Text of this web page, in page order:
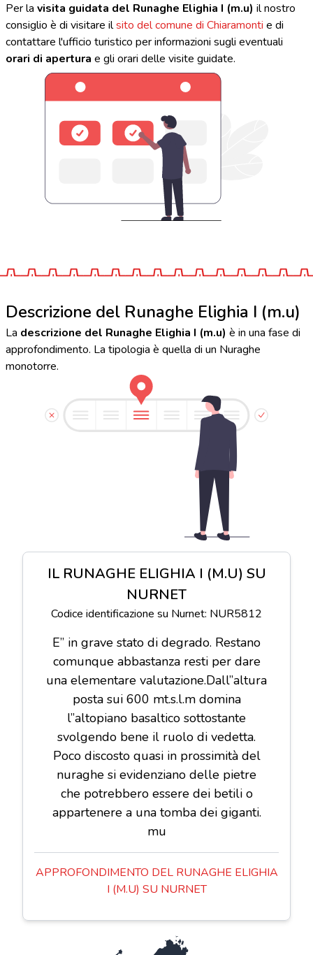
Per la visita guidata del Runaghe Elighia I (m.u) il nostro
consiglio è di visitare ilsito del comune di Chiaramonti e di
contattare l'ufficio turistico per informazioni sugli eventuali
orari di apertura e gli orari delle visite guidate.
Descrizione del Runaghe Elighia I (m.u)
La descrizione del Runaghe Elighia I (m.u) è in una fase di
approfondimento. La tipologia è quella di un Nuraghe
monotorre.
IL RUNAGHE ELIGHIA I (M.U) SU
NURNET
Codice identificazione su Nurnet: NUR5812
E” in grave stato di degrado. Restano
comunque abbastanza resti per dare
una elementare valutazione.Dall”altura
posta sui 600 mt.s.l.m domina
l”altopiano basaltico sottostante
svolgendo bene il ruolo di vedetta.
Poco discosto quasi in prossimità del
nuraghe si evidenziano delle pietre
che potrebbero essere dei betili o
appartenere a una tomba dei giganti.
mu
APPROFONDIMENTO DEL RUNAGHE ELIGHIA
I (M.U) SU NURNET